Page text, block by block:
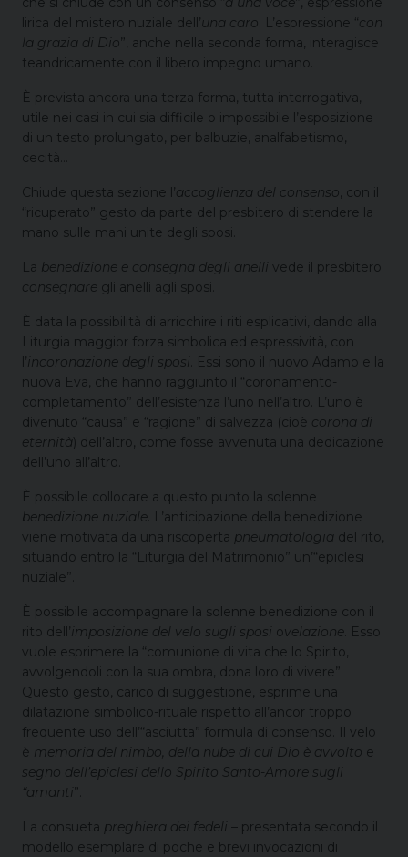
lirica del mistero nuziale dell’ una caro . L’espressione “con
la grazia di Dio ”, anche nella seconda forma, interagisce
teandricamente con il libero impegno umano.
È prevista ancora una terza forma, tutta interrogativa,
utile nei casi in cui sia difficile o impossibile l’esposizione
di un testo prolungato, per balbuzie, analfabetismo,
cecità…
Chiude questa sezione l’ accoglienza del consenso, con il
“ricuperato” gesto da parte del presbitero di stendere la
mano sulle mani unite degli sposi.
La benedizione e consegna degli anelli vede il presbitero
consegnare gli anelli agli sposi.
È data la possibilità di arricchire i riti esplicativi, dando alla
Liturgia maggior forza simbolica ed espressività, con
incoronazione degli sposi . Essi sono il nuovo Adamo e la
nuova Eva, che hanno raggiunto il “coronamento-
completamento” dell’esistenza l’uno nell’altro. L’uno è
divenuto “causa” e “ragione” di salvezza (cioè corona di
eternità) dell’altro, come fosse avvenuta una dedicazione
dell’uno all’altro.
È possibile collocare a questo punto la solenne
benedizione nuziale . L’anticipazione della benedizione
viene motivata da una riscoperta pneumatologia del rito,
situando entro la “Liturgia del Matrimonio” un’“epiclesi
nuziale”.
È possibile accompagnare la solenne benedizione con il
rito dell’ imposizione del velo sugli sposi ovelazione . Esso
vuole esprimere la “comunione di vita che lo Spirito,
avvolgendoli con la sua ombra, dona loro di vivere”.
Questo gesto, carico di suggestione, esprime una
dilatazione simbolico-rituale rispetto all’ancor troppo
frequente uso dell’“asciutta” formula di consenso. Il velo
è memoria del nimbo, della nube di cui Dio è avvolto e
segno dell’epiclesi dello Spirito Santo-Amore sugli
“amanti ”.
La consueta preghiera dei fedeli – presentata secondo il
modello esemplare di poche e brevi invocazioni di